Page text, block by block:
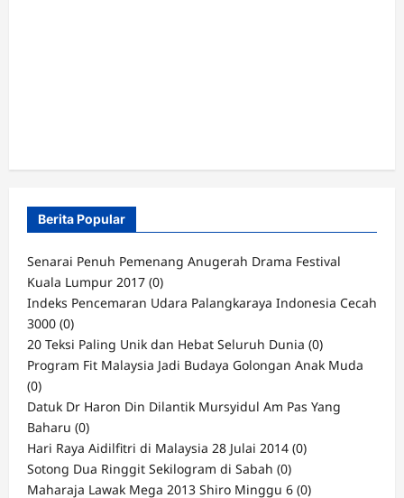
Berita Popular
Senarai Penuh Pemenang Anugerah Drama Festival
Kuala Lumpur 2017 (0)
Indeks Pencemaran Udara Palangkaraya Indonesia Cecah
3000 (0)
20 Teksi Paling Unik dan Hebat Seluruh Dunia (0)
Program Fit Malaysia Jadi Budaya Golongan Anak Muda
(0)
Datuk Dr Haron Din Dilantik Mursyidul Am Pas Yang
Baharu (0)
Hari Raya Aidilfitri di Malaysia 28 Julai 2014 (0)
Sotong Dua Ringgit Sekilogram di Sabah (0)
Maharaja Lawak Mega 2013 Shiro Minggu 6 (0)